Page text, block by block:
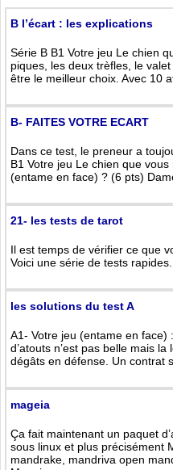
B l’écart : les explications
Série B B1 Votre jeu Le chien
piques, les deux trèfles, le
être le meilleur choix. Avec 10
B- FAITES VOTRE ECART
Dans ce test, le preneur a
B1 Votre jeu Le chien que
(entame en face) ? (6 pts)
21- les tests de tarot
Il est temps de vérifier ce que
Voici une série de tests
les solutions du test A
A1- Votre jeu (entame en face)
d’atouts n’est pas belle mais
dégâts en défense. Un contrat
mageia
Ça fait maintenant un paquet
sous linux et plus précisément
mandrake, mandriva open